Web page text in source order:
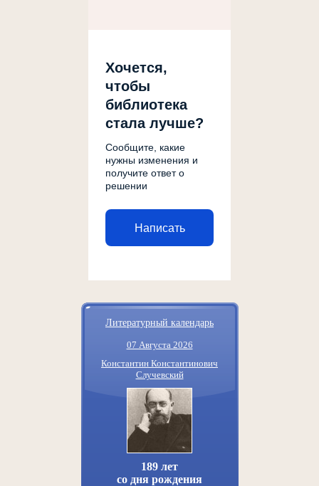
Хочется,
чтобы
библиотека
стала лучше?
Сообщите, какие
нужны изменения и
получите ответ о
решении
Написать
Литературный календарь
07 Августа 2026
Константин Константинович
Случевский
189 лет
со дня рождения